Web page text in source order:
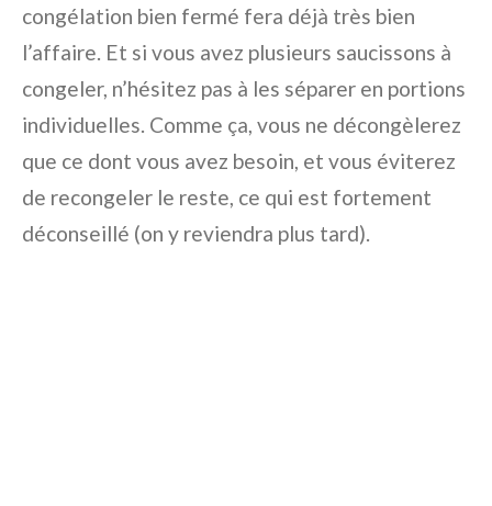
congélation bien fermé fera déjà très bien
l’affaire. Et si vous avez plusieurs saucissons à
congeler, n’hésitez pas à les séparer en portions
individuelles. Comme ça, vous ne décongèlerez
que ce dont vous avez besoin, et vous éviterez
de recongeler le reste, ce qui est fortement
déconseillé (on y reviendra plus tard).